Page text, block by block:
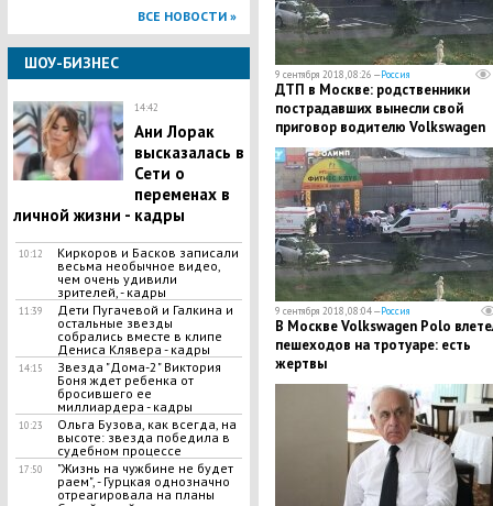
ВСЕ НОВОСТИ »
ШОУ-БИЗНЕС
14:42
​Ани Лорак
высказалась в
Сети о
переменах в
личной жизни - кадры
10:12
​Киркоров и Басков записали
весьма необычное видео,
чем очень удивили
зрителей, - кадры
11:39
​Дети Пугачевой и Галкина и
остальные звезды
собрались вместе в клипе
Дениса Клявера - кадры
14:15
​Звезда "Дома-2" Виктория
Боня ждет ребенка от
бросившего ее
миллиардера - кадры
10:23
Ольга Бузова, как всегда, на
высоте: звезда победила в
судебном процессе
17:50
"Жизнь на чужбине не будет
раем", - Гурцкая однозначно
отреагировала на планы
9 сентября 2018, 08:26 —Россия
ДТП в Москве: родственники
пострадавших вынесли свой
приговор водителю Volkswagen
9 сентября 2018, 08:04 —Россия
В Москве Volkswagen Polo
пешеходов на тротуаре: есть
жертвы